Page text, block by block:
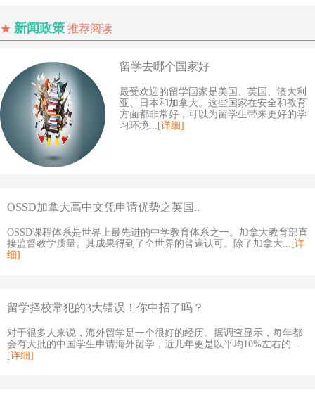
★ 新闻政策 推荐阅读
留学去哪个国家好
最受欢迎的留学国家是美国、英国、澳大利
亚、日本和加拿大。这些国家在安全和教育
方面都非常好，可以为留学生带来更好的学
习环境... [详细]
OSSD加拿大高中文凭申请优势之英国..
OSSD课程体系是世界上最先进的中学教育体系之一。加拿大教育部直
接监督教学质量。其成果得到了全世界的普遍认可。除了加拿大... [详
细]
留学择校常犯的3大错误！你中招了吗？
对于很多人来说，海外留学是一个很好的经历。据调查显示，每年都
会有大批的中国学生申请海外留学，近几年更是以平均10%左右的...
[详细]